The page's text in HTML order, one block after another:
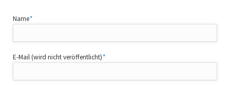
Pflichtfeld
Name*
Pflichtfeld
E-Mail (wird nicht veröffentlicht)*